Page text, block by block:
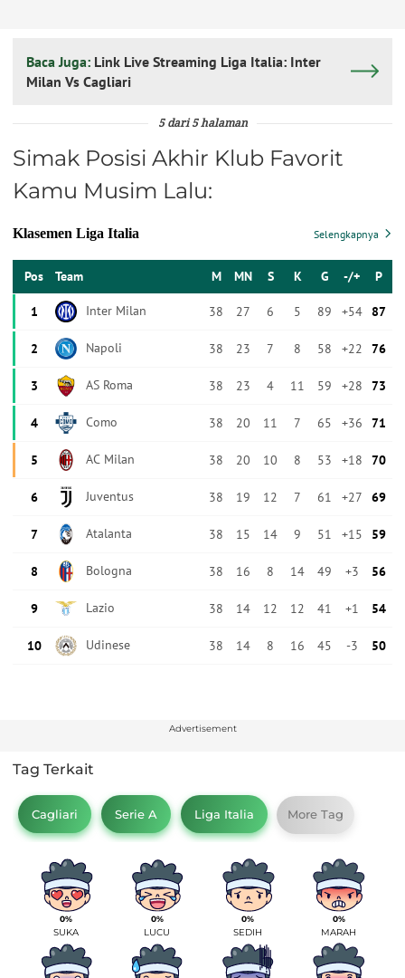
Baca Juga: Link Live Streaming Liga Italia: Inter
Milan Vs Cagliari
5 dari 5 halaman
Simak Posisi Akhir Klub Favorit
Kamu Musim Lalu:
Advertisement
Tag Terkait
Cagliari Serie A Liga Italia More Tag
0%
SUKA
0%
LUCU
0%
SEDIH
0%
MARAH